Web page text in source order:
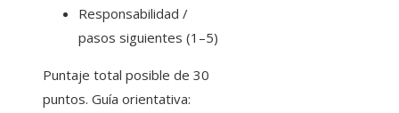
Responsabilidad /
pasos siguientes (1–5)
Puntaje total posible de 30
puntos. Guía orientativa: